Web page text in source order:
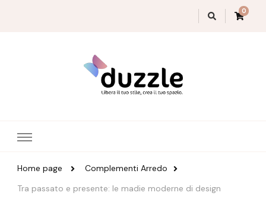
0
Home page
Complementi Arredo
Tra passato e presente: le madie moderne di design